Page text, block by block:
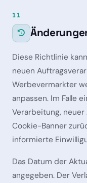
11
Diese Richtlinie
neuen
Werbevermarkter
anpassen. Im Falle
Verarbeitung,
Cookie-Banner
informierte
Das Datum der
angegeben. Der